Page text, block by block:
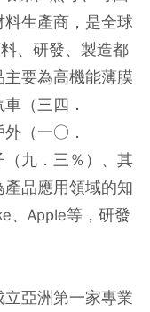
生產商，是全球
、研發、製造都
要為高機能薄膜
（三四．
（一○．
九．三％）、其
品應用領域的知
、Apple等，研發
亞洲第一家專業